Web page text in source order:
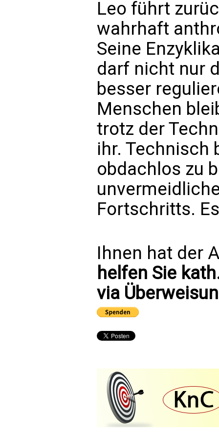
Leo führt
wahrhaft
Seine
darf nicht nur
besser
Menschen
trotz der
ihr. Technisch
obdachlos zu
Fortschritts.
Ihnen hat der
helfen Sie
via